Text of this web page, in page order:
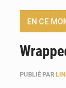
EN CE
PUBLIÉ PAR